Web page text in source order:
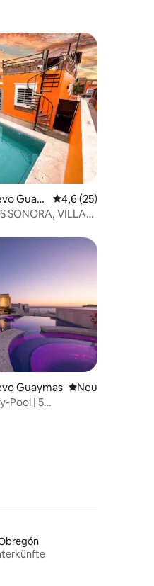
5, 134 Bewertungen
Guay
Durchschnittliche
4,6 (25)
SONORA, VILLA
5, 60 Bewertungen
Guaymas Neue Unterkunft
Neu
Pool | 5